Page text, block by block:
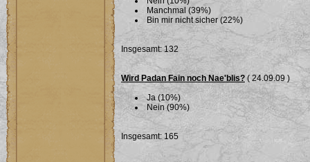
Manchmal (39%)
Bin mir nicht sicher (22%)
Insgesamt: 132
Wird Padan Fain noch Nae'blis?( 24.09.09 )
Ja (10%)
Nein (90%)
Insgesamt: 165